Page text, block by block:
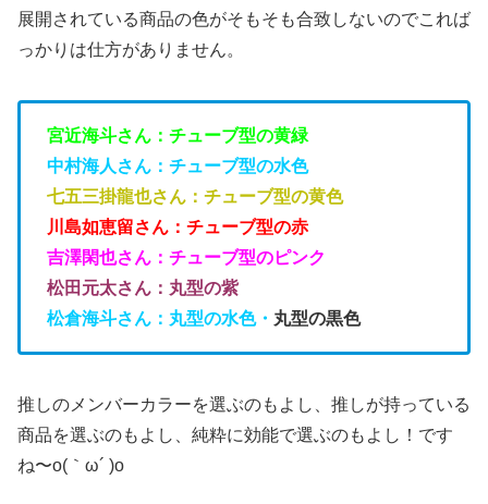
展開されている商品の色がそもそも合致しないのでこれば
っかりは仕方がありません。
宮近海斗さん：チューブ型の黄緑
中村海人さん：チューブ型の水色
七五三掛龍也さん：チューブ型の黄色
川島如恵留さん：チューブ型の赤
吉澤閑也さん：チューブ型のピンク
松田元太さん：丸型の紫
松倉海斗さん：丸型の水色・ 丸型の黒色
推しのメンバーカラーを選ぶのもよし、推しが持っている
商品を選ぶのもよし、純粋に効能で選ぶのもよし！です
ね〜o(｀ω´ )o